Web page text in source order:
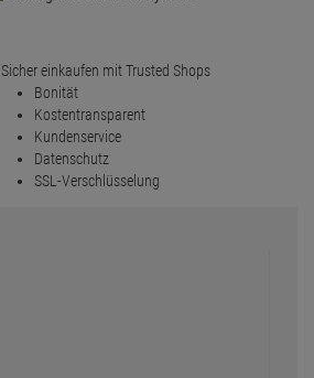
Sicher einkaufen mit Trusted Shops
Bonität
Kostentransparent
Kundenservice
Datenschutz
SSL-Verschlüsselung